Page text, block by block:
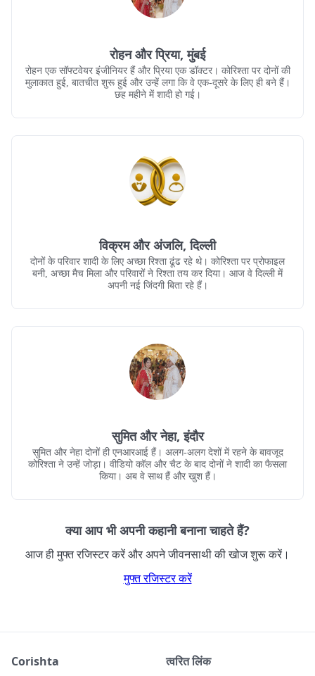
रोहन और प्रिया, मुंबई
रोहन एक सॉफ्टवेयर इंजीनियर हैं और प्रिया एक डॉक्टर। कोरिश्ता पर दोनों की
मुलाकात हुई, बातचीत शुरू हुई और उन्हें लगा कि वे एक-दूसरे के लिए ही बने हैं।
छह महीने में शादी हो गई।
विक्रम और अंजलि, दिल्ली
दोनों के परिवार शादी के लिए अच्छा रिश्ता ढूंढ रहे थे। कोरिश्ता पर प्रोफाइल
बनी, अच्छा मैच मिला और परिवारों ने रिश्ता तय कर दिया। आज वे दिल्ली में
अपनी नई जिंदगी बिता रहे हैं।
सुमित और नेहा, इंदौर
सुमित और नेहा दोनों ही एनआरआई हैं। अलग-अलग देशों में रहने के बावजूद
कोरिश्ता ने उन्हें जोड़ा। वीडियो कॉल और चैट के बाद दोनों ने शादी का फैसला
किया। अब वे साथ हैं और खुश हैं।
क्या आप भी अपनी कहानी बनाना चाहते हैं?
आज ही मुफ्त रजिस्टर करें और अपने जीवनसाथी की खोज शुरू करें।
मुफ्त रजिस्टर करें
Corishta त्वरित लिंक